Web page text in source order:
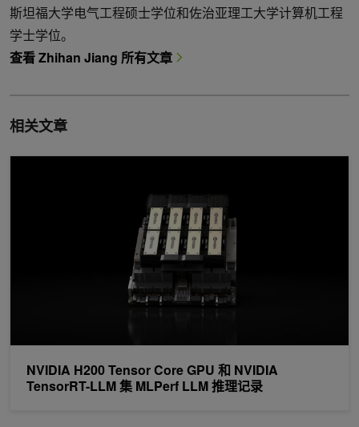
斯坦福大学电气工程硕士学位和佐治亚理工大学计算机工程
学士学位。
查看 Zhihan Jiang 所有文章
相关文章
NVIDIA H200 Tensor Core GPU 和 NVIDIA
TensorRT-LLM 集 MLPerf LLM 推理记录
NVIDIA H200 Tensor Core GPU 和 NVIDIA TensorRT-LLM 集